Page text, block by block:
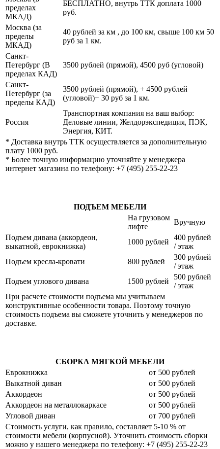
пределах
МКАД)
БЕСПЛАТНО, внутрь ТТК доплата 1000
руб.
Москва (за
пределы
МКАД)
40 рублей за км , до 100 км, свыше 100 км 50
руб за 1 км.
Санкт-
Петербург (В
пределах КАД)
3500 рублей (прямой), 4500 руб (угловой)
Санкт-
Петербург (за
пределы КАД)
3500 рублей (прямой), + 4500 рублей
(угловой)+ 30 руб за 1 км.
Россия
Транспортная компания на ваш выбор:
Деловые линии, Желдорэкспедиция, ПЭК,
Энергия, КИТ.
* Доставка внутрь ТТК осуществляется за дополнительную
плату 1000 руб.
* Более точную информацию уточняйте у менеджера
интернет магазина по телефону: +7 (495) 255-22-23
ПОДЪЕМ МЕБЕЛИ
На грузовом
лифте
Вручную
Подъем дивана (аккордеон,
выкатной, еврокнижка)
1000 рублей
400 рублей
/ этаж
Подъем кресла-кровати
800 рублей
300 рублей
/ этаж
Подъем углового дивана
1500 рублей
500 рублей
/ этаж
При расчете стоимости подъема мы учитываем
конструктивные особенности товара. Поэтому точную
стоимость подъема вы сможете уточнить у менеджеров по
доставке.
СБОРКА МЯГКОЙ МЕБЕЛИ
Еврокнижка
от 500 рублей
Выкатной диван
от 500 рублей
Аккордеон
от 500 рублей
Аккордеон на металлокаркасе
от 500 рублей
Угловой диван
от 700 рублей
Стоимость услуги, как правило, составляет 5-10 % от
стоимости мебели (корпусной). Уточнить стоимость сборки
можно у нашего менеджера по телефону: +7 (495) 255-22-23